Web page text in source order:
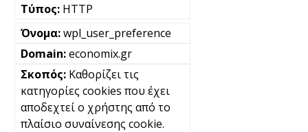
HTTP
wpl_user_preference
economix.gr
Καθορίζει τις
κατηγορίες cookies που έχει
αποδεχτεί ο χρήστης από το
πλαίσιο συναίνεσης cookie.